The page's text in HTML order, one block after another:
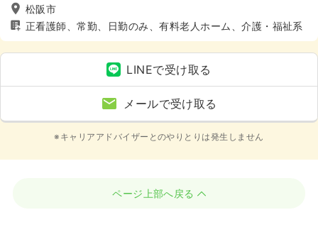
松阪市
正看護師、常勤、日勤のみ、有料老人ホーム、介護・福祉系
LINEで受け取る
メールで受け取る
※キャリアアドバイザーとのやりとりは発生しません
ページ上部へ戻る